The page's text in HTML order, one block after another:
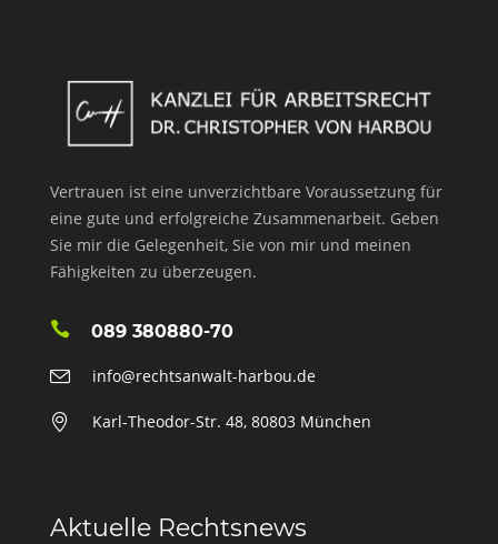
Vertrauen ist eine unverzichtbare Voraussetzung für
eine gute und erfolgreiche Zusammenarbeit. Geben
Sie mir die Gelegenheit, Sie von mir und meinen
Fähigkeiten zu überzeugen.
089 380880-70
info@rechtsanwalt-harbou.de
Karl-Theodor-Str. 48, 80803 München
Aktuelle Rechtsnews